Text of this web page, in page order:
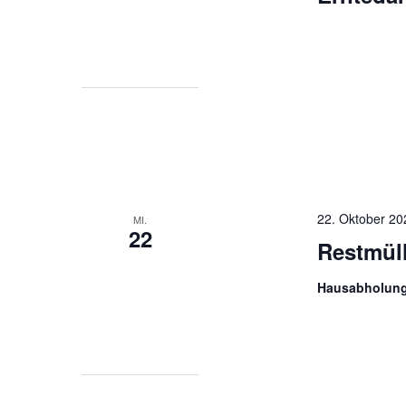
MI.
22 Restmüll
22. Oktober